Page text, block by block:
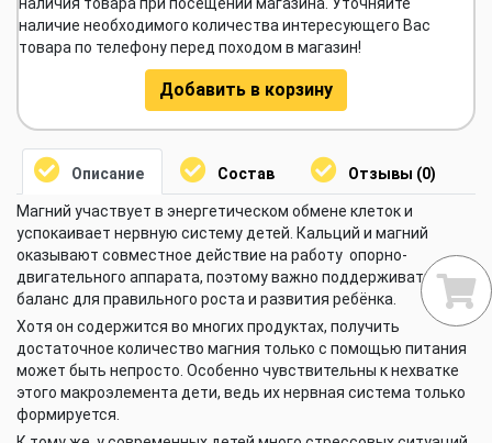
наличие необходимого количества интересующего Вас
товара по телефону перед походом в магазин!
Добавить в корзину
Описание Состав Отзывы (0)
Магний участвует в энергетическом обмене клеток и
успокаивает нервную систему детей. Кальций и магний
оказывают совместное действие на работу опорно-
двигательного аппарата, поэтому важно поддерживать их
баланс для правильного роста и развития ребёнка.
Хотя он содержится во многих продуктах, получить
достаточное количество магния только с помощью питания
может быть непросто. Особенно чувствительны к нехватке
этого макроэлемента дети, ведь их нервная система только
формируется.